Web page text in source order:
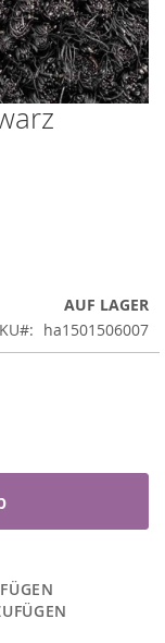
AUF LAGER
ha1501506007